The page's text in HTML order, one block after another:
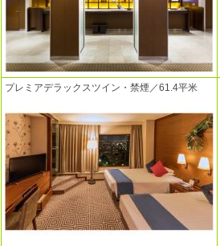
プレミアデラックスツイン・禁煙／61.4平米